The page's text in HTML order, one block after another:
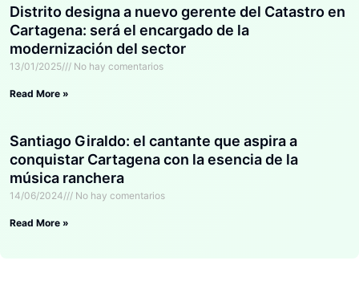
Distrito designa a nuevo gerente del Catastro en
Cartagena: será el encargado de la
modernización del sector
13/01/2025 No hay comentarios
Read More »
Santiago Giraldo: el cantante que aspira a
conquistar Cartagena con la esencia de la
música ranchera
14/06/2024 No hay comentarios
Read More »